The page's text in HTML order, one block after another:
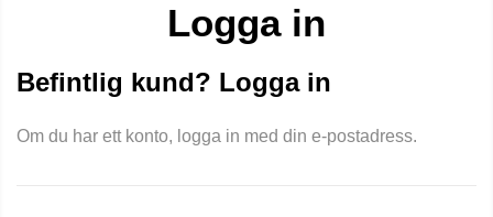
Logga in
Befintlig kund? Logga in
Om du har ett konto, logga in med din e-postadress.